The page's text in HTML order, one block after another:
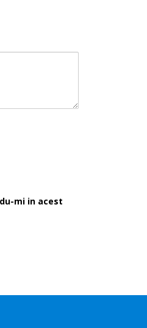
mi in acest